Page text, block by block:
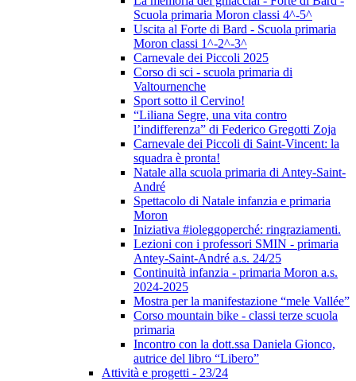
Scuola primaria Moron classi 4^-5^
Uscita al Forte di Bard - Scuola primaria
Moron classi 1^-2^-3^
Carnevale dei Piccoli 2025
Corso di sci - scuola primaria di
Valtournenche
Sport sotto il Cervino!
“Liliana Segre, una vita contro
l’indifferenza” di Federico Gregotti Zoja
Carnevale dei Piccoli di Saint-Vincent: la
squadra è pronta!
Natale alla scuola primaria di Antey-Saint-
André
Spettacolo di Natale infanzia e primaria
Moron
Iniziativa #ioleggoperché: ringraziamenti.
Lezioni con i professori SMIN - primaria
Antey-Saint-André a.s. 24/25
Continuità infanzia - primaria Moron a.s.
2024-2025
Mostra per la manifestazione “mele Vallée”
Corso mountain bike - classi terze scuola
primaria
Incontro con la dott.ssa Daniela Gionco,
autrice del libro “Libero”
Attività e progetti - 23/24